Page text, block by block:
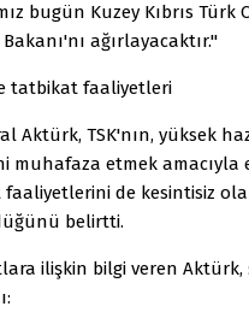
bugün Kuzey Kıbrıs Türk
Bakanı'nı ağırlayacaktır."
tatbikat faaliyetleri
Aktürk, TSK'nın, yüksek
muhafaza etmek amacıyla
de kesintisiz
belirtti.
ilişkin bilgi veren Aktürk,